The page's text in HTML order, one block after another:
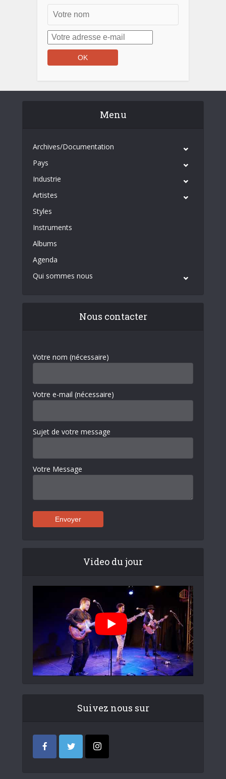
Menu
Archives/Documentation
Pays
Industrie
Artistes
Styles
Instruments
Albums
Agenda
Qui sommes nous
Nous contacter
Votre nom (nécessaire)
Votre e-mail (nécessaire)
Sujet de votre message
Votre Message
Video du jour
Suivez nous sur